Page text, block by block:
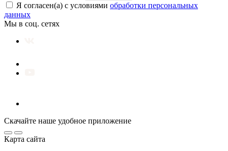
Я согласен(а) с условиями обработки персональных
данных
Мы в соц. сетях
Скачайте наше удобное приложение
Карта сайта